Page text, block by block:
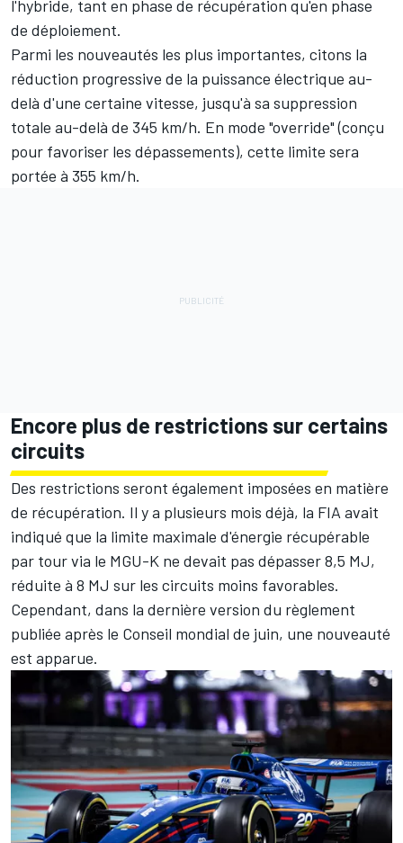
l'hybride, tant en phase de récupération qu'en phase
de déploiement.
Parmi les nouveautés les plus importantes, citons la
réduction progressive de la puissance électrique au-
delà d'une certaine vitesse, jusqu'à sa suppression
totale au-delà de 345 km/h. En mode "override" (conçu
pour favoriser les dépassements), cette limite sera
portée à 355 km/h.
Encore plus de restrictions sur certains
circuits
Des restrictions seront également imposées en matière
de récupération. Il y a plusieurs mois déjà, la FIA avait
indiqué que la limite maximale d'énergie récupérable
par tour via le MGU-K ne devait pas dépasser 8,5 MJ,
réduite à 8 MJ sur les circuits moins favorables.
Cependant, dans la dernière version du règlement
publiée après le Conseil mondial de juin, une nouveauté
est apparue.